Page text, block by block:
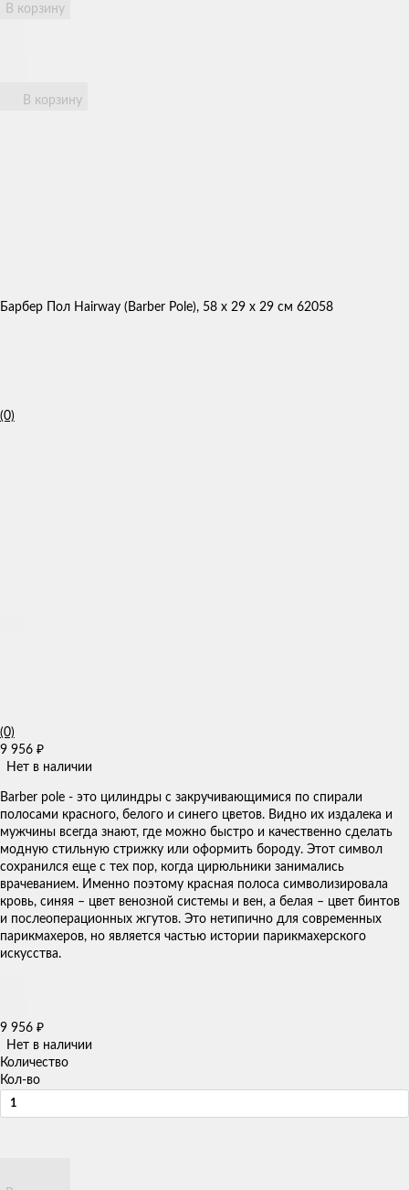
В корзину
В корзину
Барбер Пол Hairway (Barber Pole), 58 х 29 х 29 см 62058
(0)
(0)
9 956 ₽
Нет в наличии
Barber pole - это цилиндры с закручивающимися по спирали
полосами красного, белого и синего цветов. Видно их издалека и
мужчины всегда знают, где можно быстро и качественно сделать
модную стильную стрижку или оформить бороду. Этот символ
сохранился еще с тех пор, когда цирюльники занимались
врачеванием. Именно поэтому красная полоса символизировала
кровь, синяя – цвет венозной системы и вен, а белая – цвет бинтов
и послеоперационных жгутов. Это нетипично для современных
парикмахеров, но является частью истории парикмахерского
искусства.
9 956 ₽
Нет в наличии
Количество
Кол-во